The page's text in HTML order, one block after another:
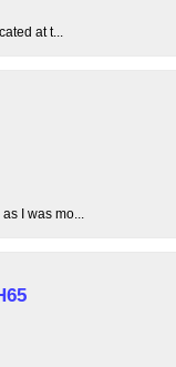
at t...
I was mo...